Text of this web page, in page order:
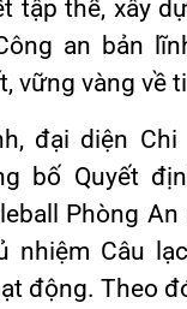
tập thể, xây
an bản
vững vàng về
đại diện
bố Quyết
Phòng
nhiệm Câu
động. Theo